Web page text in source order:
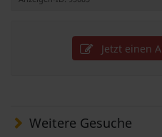
Jetzt einen
Weitere Gesuche